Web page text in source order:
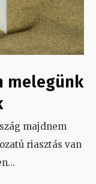
melegünk
majdnem
riasztás van
...